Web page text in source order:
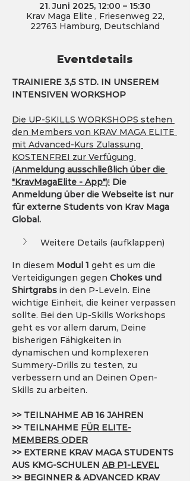
21. Juni 2025, 12:00 – 15:30
Krav Maga Elite , Friesenweg 22,
22763 Hamburg, Deutschland
Eventdetails
TRAINIERE 3,5 STD. IN UNSEREM
INTENSIVEN WORKSHOP
Die UP-SKILLS WORKSHOPS stehen
den Members von KRAV MAGA ELITE
mit Advanced-Kurs Zulassung
KOSTENFREI zur Verfügung
(Anmeldung ausschließlich über die
"KravMagaElite - App")! Die
Anmeldung über die Webseite ist nur
für externe Students von Krav Maga
Global.
Weitere Details (aufklappen)
In diesem Modul 1 geht es um die
Verteidigungen gegen Chokes und
Shirtgrabs in den P-Leveln. Eine
wichtige Einheit, die keiner verpassen
sollte. Bei den Up-Skills Workshops
geht es vor allem darum, Deine
bisherigen Fähigkeiten in
dynamischen und komplexeren
Summery-Drills zu testen, zu
verbessern und an Deinen Open-
Skills zu arbeiten.
>> TEILNAHME AB 16 JAHREN
>> TEILNAHME FÜR ELITE-
MEMBERS ODER
>> EXTERNE KRAV MAGA STUDENTS
AUS KMG-SCHULEN AB P1-LEVEL
>> BEGINNER & ADVANCED KRAV